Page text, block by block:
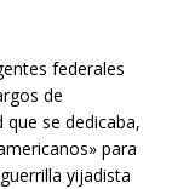
federales
de
se dedicaba,
para
yijadista